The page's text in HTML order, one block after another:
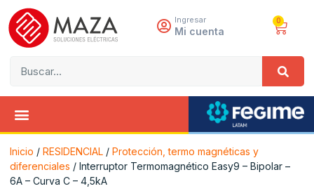
Ingresar
Mi cuenta
0
Inicio / RESIDENCIAL / Protección, termo magnéticas y
diferenciales / Interruptor Termomagnético Easy9 – Bipolar –
6A – Curva C – 4,5kA